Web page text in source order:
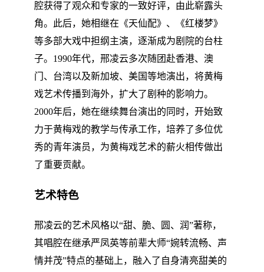
腔获得了观众和专家的一致好评，由此崭露头
角。此后，她相继在《天仙配》、《红楼梦》
等多部大戏中担纲主演，逐渐成为剧院的台柱
子。1990年代，邢凌云多次随团赴香港、澳
门、台湾以及新加坡、美国等地演出，将黄梅
戏艺术传播到海外，扩大了剧种的影响力。
2000年后，她在继续舞台演出的同时，开始致
力于黄梅戏的教学与传承工作，培养了多位优
秀的青年演员，为黄梅戏艺术的薪火相传做出
了重要贡献。
艺术特色
邢凌云的艺术风格以“甜、脆、圆、润”著称，
其唱腔在继承严凤英等前辈大师“婉转流畅、声
情并茂”特点的基础上，融入了自身清亮甜美的